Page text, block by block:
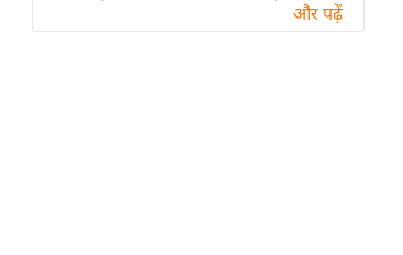
और पढ़ें